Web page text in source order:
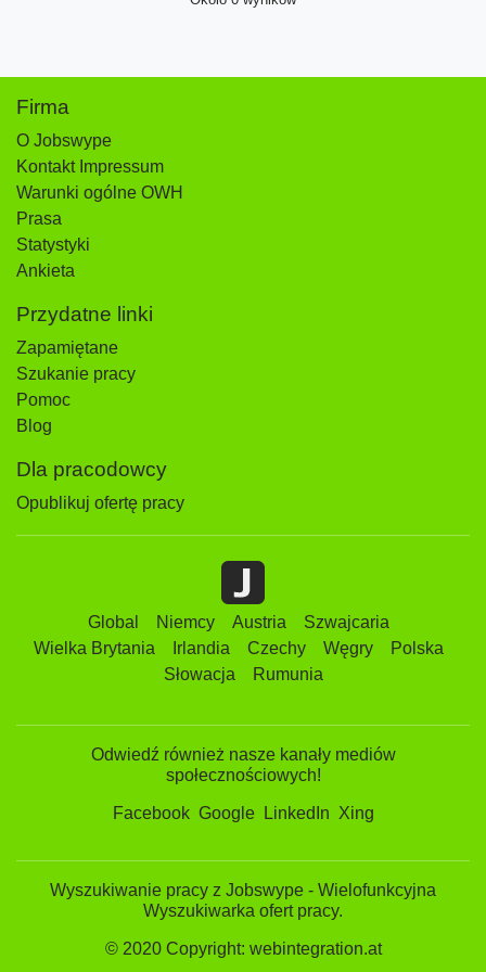
Firma
O Jobswype
Kontakt Impressum
Warunki ogólne OWH
Prasa
Statystyki
Ankieta
Przydatne linki
Zapamiętane
Szukanie pracy
Pomoc
Blog
Dla pracodowcy
Opublikuj ofertę pracy
Global Niemcy Austria
Szwajcaria
Wielka Brytania
Irlandia Czechy Węgry
Polska
Słowacja
Rumunia
Odwiedź również nasze kanały mediów
społecznościowych!
Facebook Google LinkedIn Xing
Wyszukiwanie pracy z Jobswype - Wielofunkcyjna
Wyszukiwarka ofert pracy.
© 2020 Copyright: webintegration.at